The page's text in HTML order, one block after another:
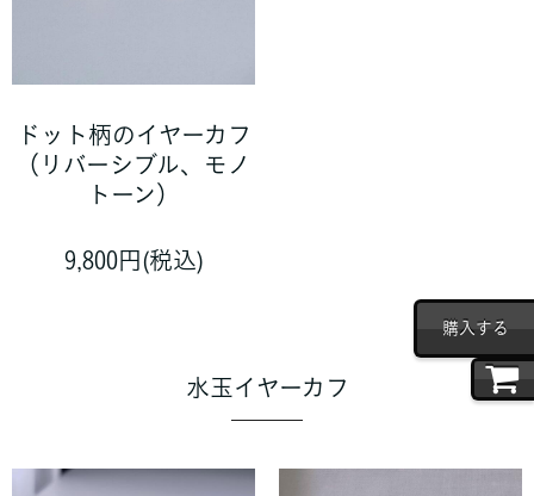
購入する
ドット柄のイヤーカフ
（リバーシブル、モノ
トーン）
9,800円(税込)
水玉イヤーカフ